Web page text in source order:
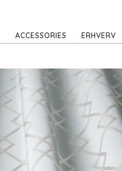
ACCESSORIES ERHVERV